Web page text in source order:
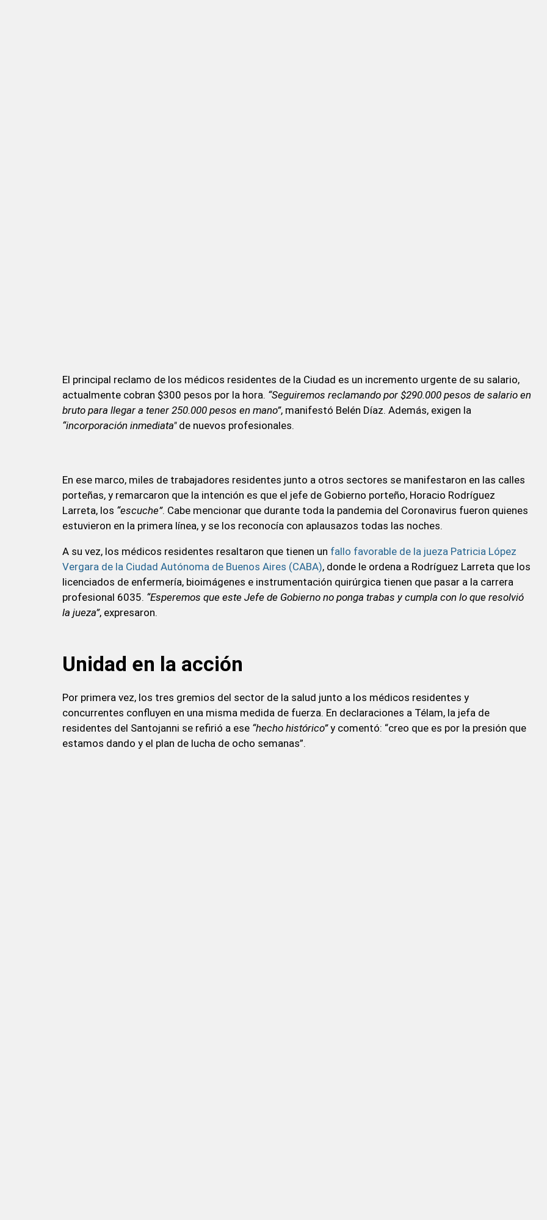
El principal reclamo de los médicos residentes de la Ciudad es un incremento urgente de su salario,
actualmente cobran $300 pesos por la hora. “Seguiremos reclamando por $290.000 pesos de salario en
bruto para llegar a tener 250.000 pesos en mano”, manifestó Belén Díaz. Además, exigen la
“incorporación inmediata"de nuevos profesionales.
En ese marco, miles de trabajadores residentes junto a otros sectores se manifestaron en las calles
porteñas, y remarcaron que la intención es que el jefe de Gobierno porteño, Horacio Rodríguez
Larreta, los “escuche”. Cabe mencionar que durante toda la pandemia del Coronavirus fueron quienes
estuvieron en la primera línea, y se los reconocía con aplausazos todas las noches.
A su vez, los médicos residentes resaltaron que tienen un fallo favorable de la jueza Patricia López
Vergara de la Ciudad Autónoma de Buenos Aires (CABA), donde le ordena a Rodríguez Larreta que los
licenciados de enfermería, bioimágenes e instrumentación quirúrgica tienen que pasar a la carrera
profesional 6035. “Esperemos que este Jefe de Gobierno no ponga trabas y cumpla con lo que resolvió
la jueza”, expresaron.
Unidad en la acción
Por primera vez, los tres gremios del sector de la salud junto a los médicos residentes y
concurrentes confluyen en una misma medida de fuerza. En declaraciones a Télam, la jefa de
residentes del Santojanni se refirió a ese “hecho histórico”y comentó: “creo que es por la presión que
estamos dando y el plan de lucha de ocho semanas”.